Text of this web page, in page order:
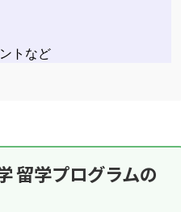
留学プログラムの